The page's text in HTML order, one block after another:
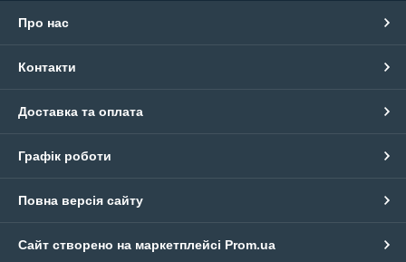
Про нас
Контакти
Доставка та оплата
Графік роботи
Повна версія сайту
Сайт створено на маркетплейсі Prom.ua